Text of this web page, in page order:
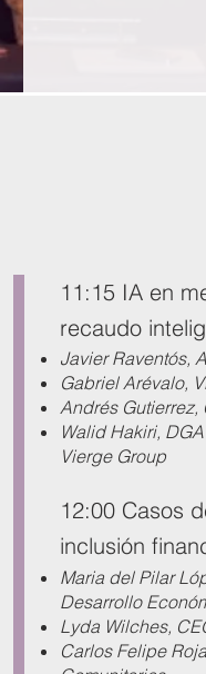
11:15 IA en
recaudo
Javier Raventós,
Gabriel Arévalo,
Andrés Gutierrez,
Walid Hakiri,
Vierge Group
12:00 Casos
inclusión
Maria del Pilar
Desarrollo
Lyda Wilches,
Carlos Felipe